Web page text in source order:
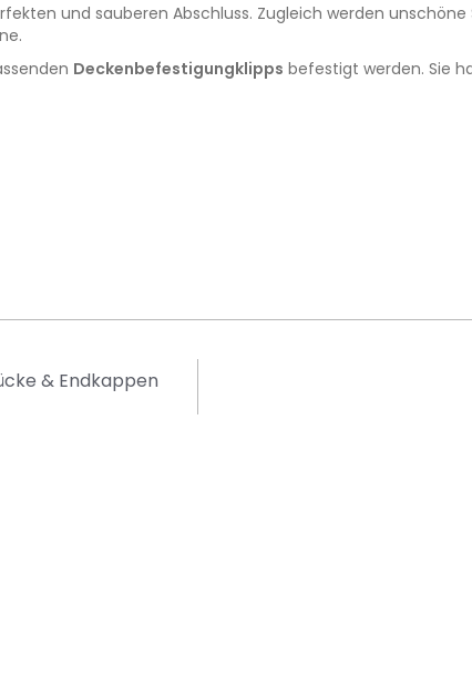
und sauberen Abschluss. Zugleich werden
Deckenbefestigungklipps befestigt werden. Sie
& Endkappen